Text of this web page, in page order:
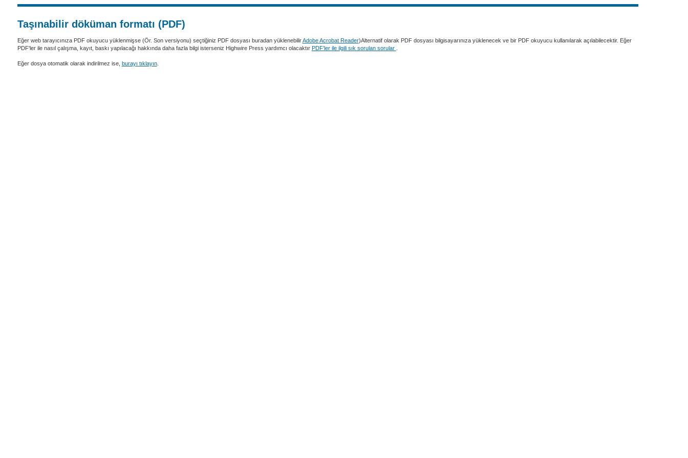
Taşınabilir döküman formatı (PDF)
Eğer web tarayıcınıza PDF okuyucu yüklenmişse (Ör. Son versiyonu) seçtiğiniz PDF dosyası buradan yüklenebilirAdobe Acrobat Reader)Alternatif olarak PDF dosyası bilgisayarınıza yüklenecek ve bir PDF okuyucu kullanılarak açılabilecektir. Eğer
PDF'ler ile nasıl çalışma, kayıt, baskı yapılacağı hakkında daha fazla bilgi isterseniz Highwire Press yardımcı olacaktır PDF'ler ile ilgili sık sorulan sorular
Eğer dosya otomatik olarak indirilmez ise, burayı tıklayın.